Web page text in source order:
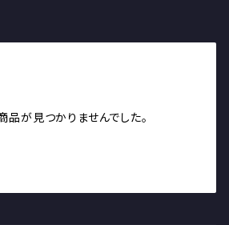
品が見つかりませんでした。